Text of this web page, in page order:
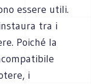
essere utili.
tra i
Poiché la
i